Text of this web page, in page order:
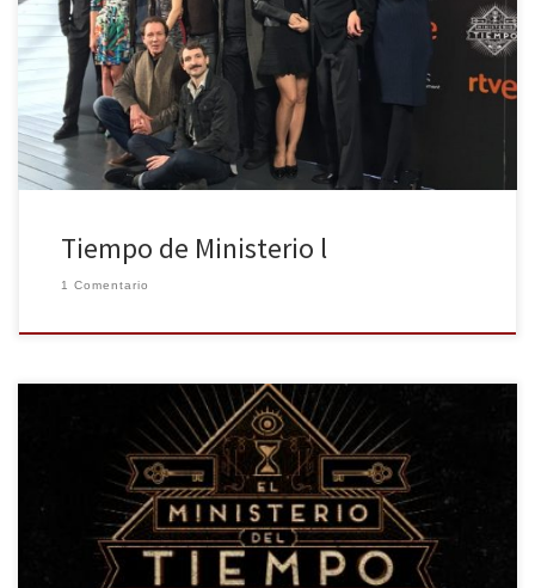
Ministerio del Tiempo. La Huella Digital acude al pase exclusivo del
primer capítulo de la segunda temporada y a la rueda de prensa
de presentación con su creador y protagonistas, algunos de los
cuales también hemos tenido la […]
Tiempo de Ministerio l
1 Comentario
Acercándose a su recta final, la novedosa serie de TVE El Ministerio
del Tiempo ha conquistado las redes y la crítica en nuestro país.
Con cinco episodios se ha convertido en serie de culto y ya ha
firmado la renovación de una segunda temporada. Hola,